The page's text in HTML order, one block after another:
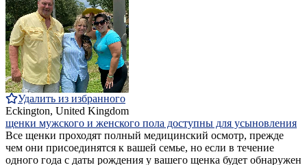
Удалить из избранного
Eckington, United Kingdom
щенки мужского и женского пола доступны для усыновления
Все щенки проходят полный медицинский осмотр, прежде
чем они присоединятся к вашей семье, но если в течение
одного года с даты рождения у вашего щенка будет обнаружен